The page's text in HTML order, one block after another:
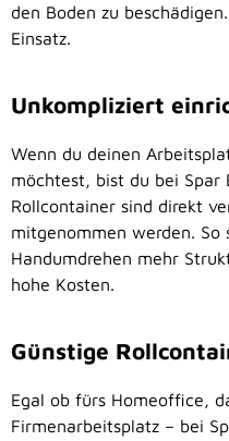
den Boden zu
Einsatz.
Unkompliziert
Wenn du deinen
möchtest, bist du bei Spar
Rollcontainer sind direkt
mitgenommen werden.
Handumdrehen mehr
hohe Kosten.
Günstige
Egal ob fürs Homeoffice,
Firmenarbeitsplatz – bei